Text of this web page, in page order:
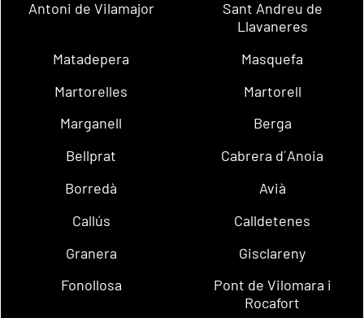
Antoni de Vilamajor
Sant Andreu de
Llavaneres
Matadepera
Masquefa
Martorelles
Martorell
Marganell
Berga
Bellprat
Cabrera d´Anoia
Borredà
Avià
Callús
Calldetenes
Granera
Gisclareny
Fonollosa
Pont de Vilomara i
Rocafort